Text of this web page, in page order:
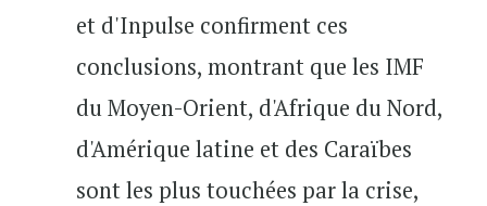
et d'Inpulse confirment ces
conclusions, montrant que les IMF
du Moyen-Orient, d'Afrique du Nord,
d'Amérique latine et des Caraïbes
sont les plus touchées par la crise,